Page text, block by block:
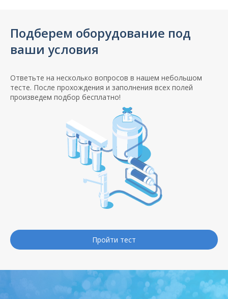
Подберем оборудование под
ваши условия
Ответьте на несколько вопросов в нашем небольшом
тесте. После прохождения и заполнения всех полей
произведем подбор бесплатно!
Пройти тест